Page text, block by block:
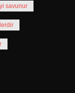
savunur